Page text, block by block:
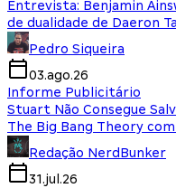
Entrevista: Benjamin
de dualidade de Daeron
Pedro Siqueira
03.ago.26
Informe Publicitário
Stuart Não Consegue
The Big Bang Theory
Redação NerdBunker
31.jul.26